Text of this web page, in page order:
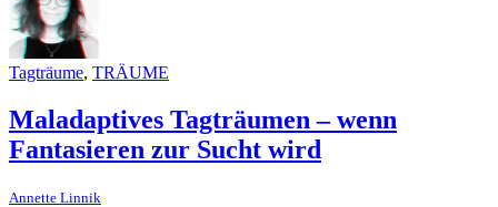
Tagträume, TRÄUME
Maladaptives Tagträumen – wenn
Fantasieren zur Sucht wird
Annette Linnik